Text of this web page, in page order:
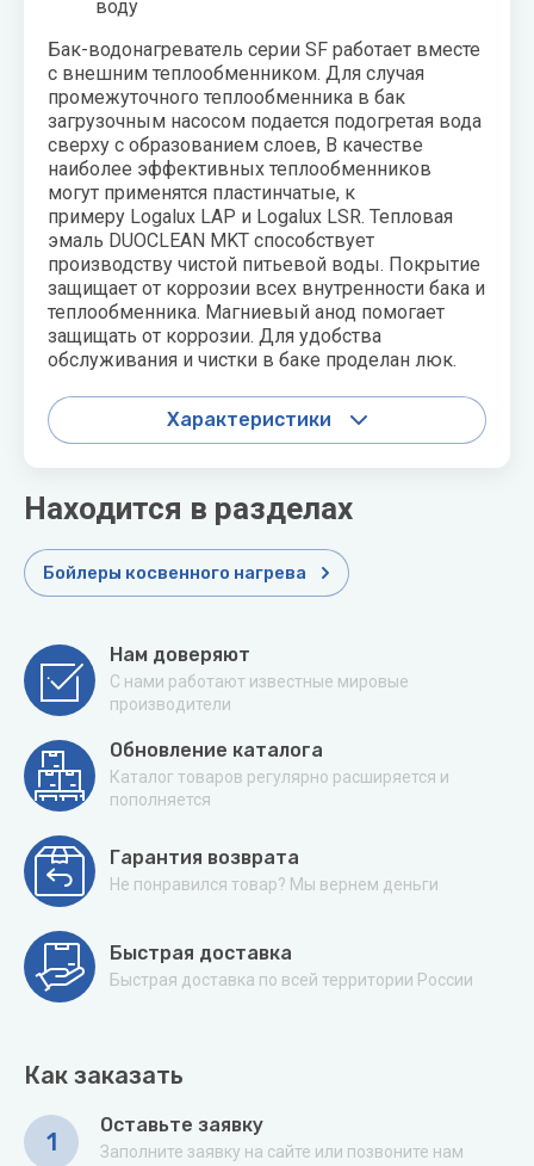
воду
Бак-водонагреватель серии SF работает вместе
с внешним теплообменником. Для случая
промежуточного теплообменника в бак
загрузочным насосом подается подогретая вода
сверху с образованием слоев, В качестве
наиболее эффективных теплообменников
могут применятся пластинчатые, к
примеру Logalux LAP и Logalux LSR. Тепловая
эмаль DUOCLEAN MKT способствует
производству чистой питьевой воды. Покрытие
защищает от коррозии всех внутренности бака и
теплообменника. Магниевый анод помогает
защищать от коррозии. Для удобства
обслуживания и чистки в баке проделан люк.
Характеристики
Находится в разделах
Бойлеры косвенного нагрева
Нам доверяют
С нами работают известные мировые
производители
Обновление каталога
Каталог товаров регулярно расширяется и
пополняется
Гарантия возврата
Не понравился товар? Мы вернем деньги
Быстрая доставка
Быстрая доставка по всей территории России
Как заказать
1
Оставьте заявку
Заполните заявку на сайте или позвоните нам